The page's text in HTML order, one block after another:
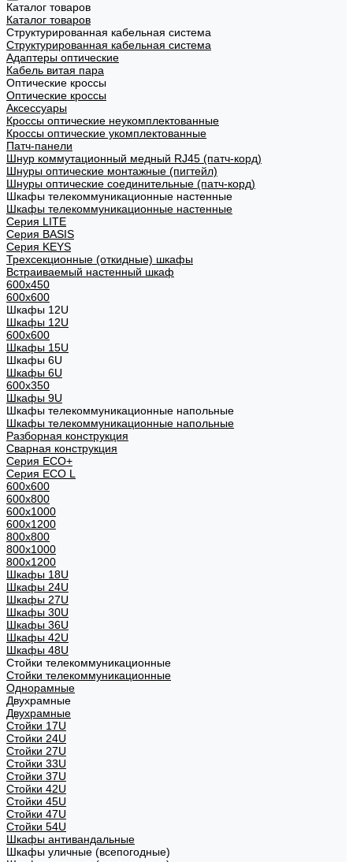
Каталог товаров
Каталог товаров
Структурированная кабельная система
Структурированная кабельная система
Адаптеры оптические
Кабель витая пара
Оптические кроссы
Оптические кроссы
Аксессуары
Кроссы оптические неукомплектованные
Кроссы оптические укомплектованные
Патч-панели
Шнур коммутационный медный RJ45 (патч-корд)
Шнуры оптические монтажные (пигтейл)
Шнуры оптические соединительные (патч-корд)
Шкафы телекоммуникационные настенные
Шкафы телекоммуникационные настенные
Cерия LITE
Cерия BASIS
Cерия KEYS
Трехсекционные (откидные) шкафы
Встраиваемый настенный шкаф
600x450
600x600
Шкафы 12U
Шкафы 12U
600x600
Шкафы 15U
Шкафы 6U
Шкафы 6U
600x350
Шкафы 9U
Шкафы телекоммуникационные напольные
Шкафы телекоммуникационные напольные
Разборная конструкция
Сварная конструкция
Серия ECO+
Серия ECO L
600x600
600x800
600х1000
600х1200
800x800
800х1000
800х1200
Шкафы 18U
Шкафы 24U
Шкафы 27U
Шкафы 30U
Шкафы 36U
Шкафы 42U
Шкафы 48U
Стойки телекоммуникационные
Стойки телекоммуникационные
Однорамные
Двухрамные
Двухрамные
Стойки 17U
Стойки 24U
Стойки 27U
Стойки 33U
Стойки 37U
Стойки 42U
Стойки 45U
Стойки 47U
Стойки 54U
Шкафы антивандальные
Шкафы уличные (всепогодные)